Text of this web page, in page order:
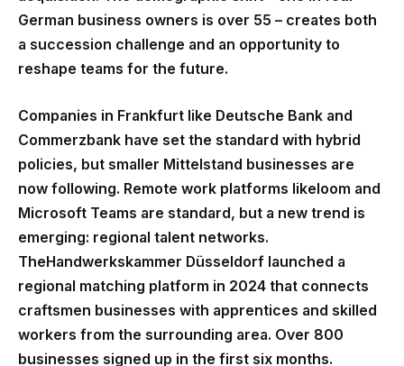
German business owners is over 55 – creates both
a succession challenge and an opportunity to
reshape teams for the future.
Companies in Frankfurt like Deutsche Bank and
Commerzbank have set the standard with hybrid
policies, but smaller Mittelstand businesses are
now following. Remote work platforms likeloom and
Microsoft Teams are standard, but a new trend is
emerging: regional talent networks.
TheHandwerkskammer Düsseldorf launched a
regional matching platform in 2024 that connects
craftsmen businesses with apprentices and skilled
workers from the surrounding area. Over 800
businesses signed up in the first six months.